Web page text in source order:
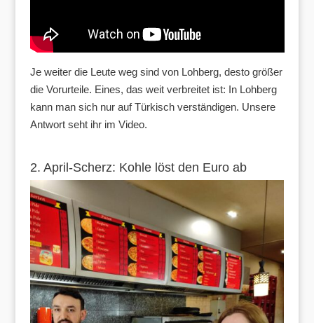
Je weiter die Leute weg sind von Lohberg, desto größer
die Vorurteile. Eines, das weit verbreitet ist: In Lohberg
kann man sich nur auf Türkisch verständigen. Unsere
Antwort seht ihr im Video.
2. April-Scherz: Kohle löst den Euro ab